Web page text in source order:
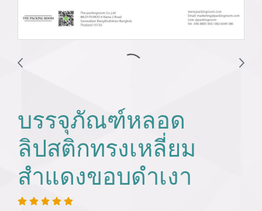
บรรจุภัณฑ์หลอด
ลิปสติกทรงเหลี่ยม
สำแดงขอบดำเงา